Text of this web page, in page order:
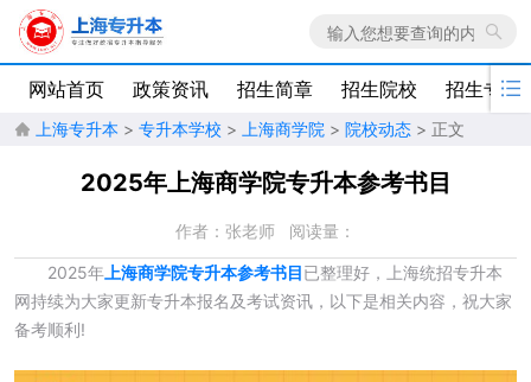
网站首页 政策资讯 招生简章 招生院校 招生专业

 上海专升本 > 专升本学校 > 上海商学院 > 院校动态 > 正文
2025年上海商学院专升本参考书目
作者：张老师 阅读量：
2025年 上海商学院专升本参考书目已整理好，上海统招专升本
网持续为大家更新专升本报名及考试资讯，以下是相关内容，祝大家
备考顺利!